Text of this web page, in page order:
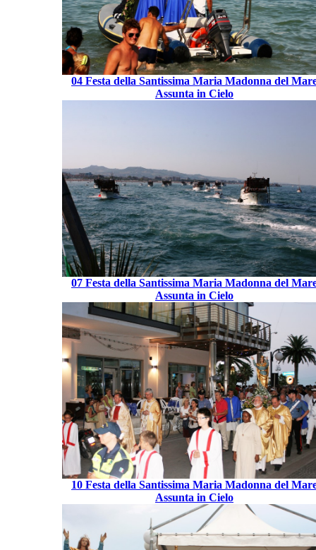
04 Festa della Santissima Maria Madonna del
Assunta in Cielo
07 Festa della Santissima Maria Madonna del
Assunta in Cielo
10 Festa della Santissima Maria Madonna del
Assunta in Cielo